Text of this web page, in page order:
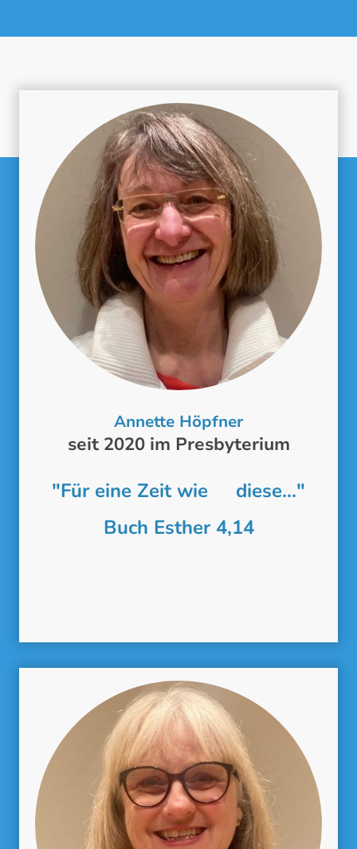
Annette Höpfner
seit 2020 im Presbyterium
"Für eine Zeit wie diese..."
Buch Esther 4,14